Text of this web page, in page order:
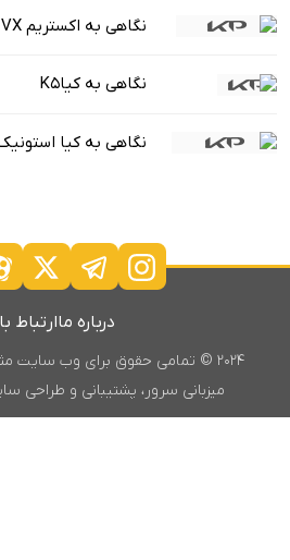
نگاهی به اکستریم VX
نگاهی به کیاK5
نگاهی به کیا
درباره ماارتباط
۲۰۲۴ © تمامی حقوق برای وب سایت مثبت خودرو محفوظ است.
میزبانی سرور، پشتیبانی و طراحی